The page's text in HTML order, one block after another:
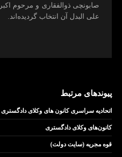
صابونچی ذوالفقاری و مرحوم
علی البدل آن انتخاب گرديده‌اند.
پیوندهای مرتبط
اتحادیه سراسری کانون های وکلای دادگستری
کانون‌های وکلای دادگستری
قوه مجریه (سایت دولت)